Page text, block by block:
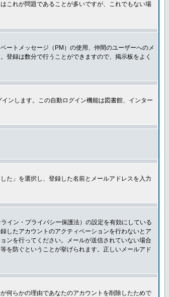
これが問題であることが多いですが、これでもない場
ートメッセージ（PM）の使用、仲間のユーザーへのメ
登録は数分で行うことができますので、掲示板をよく
ンします。この自動ログイン機能は図書館、インター
た」を選択し、登録した名前とメールアドレスを入力
イン・プライバシー保護法）の設定を有効にしている
したアカウントのアクティベーションを行わないとア
ンを行ってください。メールが送信されていない場合
を防ぐということが挙げられます。正しいメールアド
何らかの理由であなたのアカウントを削除したためで